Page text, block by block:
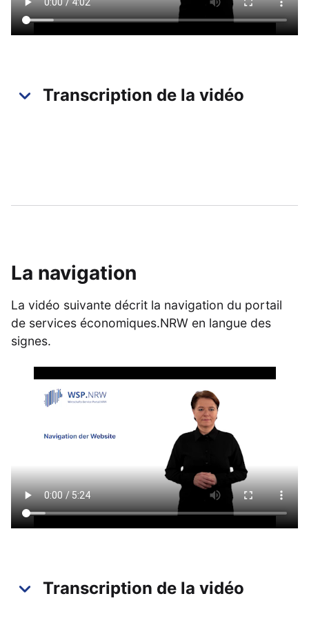
Transcription de la vidéo
La navigation
La vidéo suivante décrit la navigation du portail
de services économiques.NRW en langue des
signes.
Transcription de la vidéo